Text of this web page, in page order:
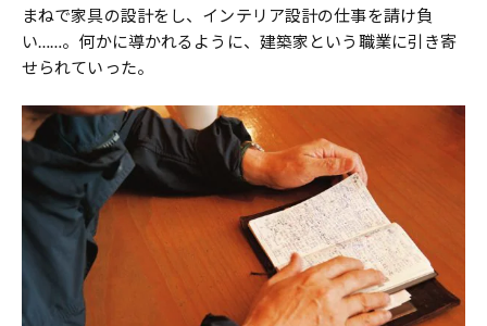
まねで家具の設計をし、インテリア設計の仕事を請け負
い……。何かに導かれるように、建築家という職業に引き寄
せられていった。